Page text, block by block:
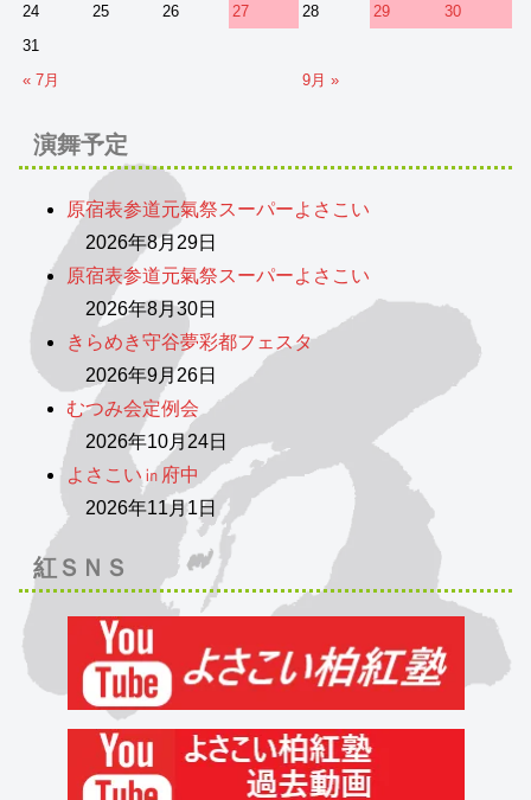
24
25 26 27 28 29
30
31
« 7月
9月 »
演舞予定
原宿表参道元氣祭スーパーよさこい
2026年8月29日
原宿表参道元氣祭スーパーよさこい
2026年8月30日
きらめき守谷夢彩都フェスタ
2026年9月26日
むつみ会定例会
2026年10月24日
よさこい㏌府中
2026年11月1日
紅ＳＮＳ